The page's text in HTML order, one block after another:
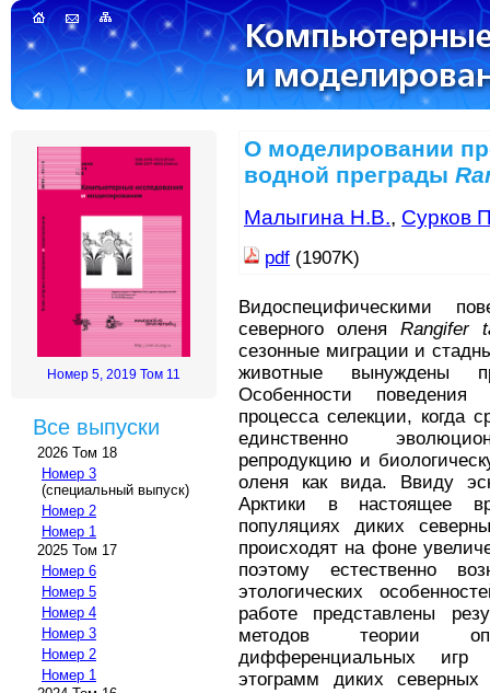
Номер 5, 2019 Том 11
Все выпуски
2026 Том 18
Номер 3
(специальный выпуск)
Номер 2
Номер 1
2025 Том 17
Номер 6
Номер 5
Номер 4
Номер 3
Номер 2
Номер 1
О моделировании
водной преграды
Малыгина Н.В., Сурков
pdf (1907K)
Видоспецифическими
северного оленя Rangifer
сезонные миграции и
животные вынуждены
Особенности поведения
процесса селекции, когда
единственно
репродукцию и
оленя как вида. Ввиду
Арктики в настоящее
популяциях диких
происходят на фоне
поэтому естественно
этологических
работе представлены
методов теории
дифференциальных игр
этограмм диких